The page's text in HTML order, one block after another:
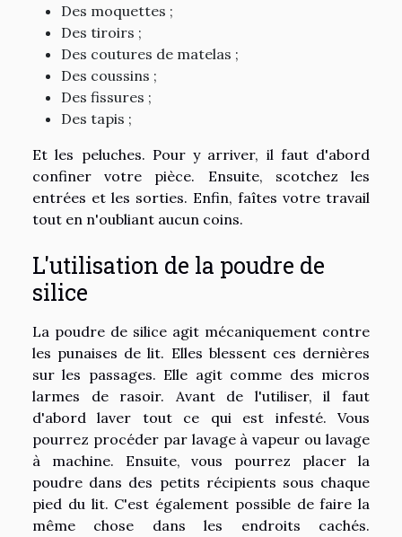
Des moquettes ;
Des tiroirs ;
Des coutures de matelas ;
Des coussins ;
Des fissures ;
Des tapis ;
Et les peluches. Pour y arriver, il faut d'abord
confiner votre pièce. Ensuite, scotchez les
entrées et les sorties. Enfin, faîtes votre travail
tout en n'oubliant aucun coins.
L'utilisation de la poudre de
silice
La poudre de silice agit mécaniquement contre
les punaises de lit. Elles blessent ces dernières
sur les passages. Elle agit comme des micros
larmes de rasoir. Avant de l'utiliser, il faut
d'abord laver tout ce qui est infesté. Vous
pourrez procéder par lavage à vapeur ou lavage
à machine. Ensuite, vous pourrez placer la
poudre dans des petits récipients sous chaque
pied du lit. C'est également possible de faire la
même chose dans les endroits cachés.